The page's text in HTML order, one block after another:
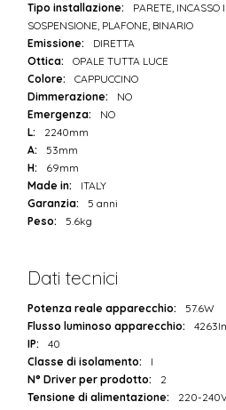
Tipo installazione:
PARETE, INCASSO
SOSPENSIONE, PLAFONE, BINARIO
Emissione:
DIRETTA
Ottica:
OPALE TUTTA LUCE
Colore:
CAPPUCCINO
Dimmerazione:
NO
Emergenza:
NO
L:
2240mm
A:
53mm
H:
69mm
Made in:
ITALY
Garanzia:
5 anni
Peso:
5.6kg
Dati tecnici
Potenza reale apparecchio:
57.6W
Flusso luminoso apparecchio:
IP:
40
Classe di isolamento:
I
N° Driver per prodotto:
2
Tensione di alimentazione:
220-